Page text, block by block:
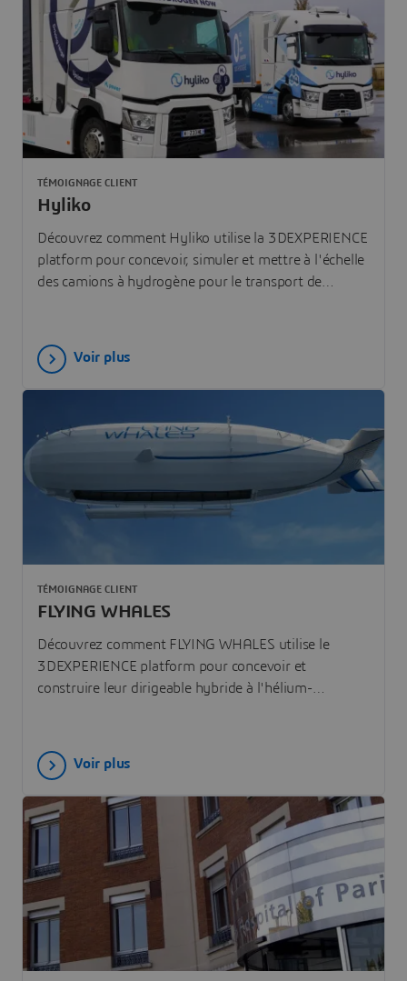
Hyliko
Découvrez comment Hyliko utilise la 3DEXPERIENCE
platform pour concevoir, simuler et mettre à l'échelle
des camions à hydrogène pour le transport de
TÉMOIGNAGE CLIENT
Voir plus
FLYING WHALES
Découvrez comment FLYING WHALES utilise le
3DEXPERIENCE platform pour concevoir et
construire leur dirigeable hybride à l'hélium-
TÉMOIGNAGE CLIENT
Voir plus